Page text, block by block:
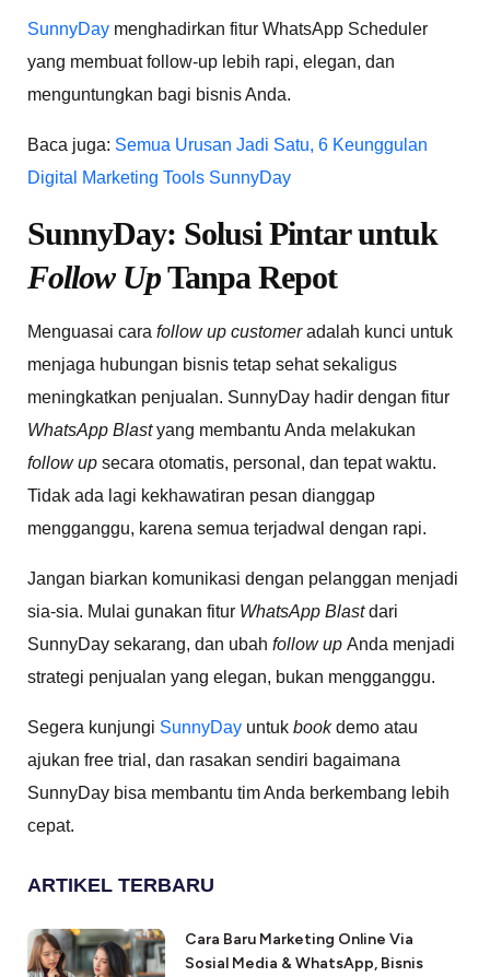
SunnyDay menghadirkan fitur WhatsApp Scheduler
yang membuat follow-up lebih rapi, elegan, dan
menguntungkan bagi bisnis Anda.
Baca juga: Semua Urusan Jadi Satu, 6 Keunggulan
Digital Marketing Tools SunnyDay
SunnyDay: Solusi Pintar untuk
Follow UpTanpa Repot
Menguasai cara follow up customeradalah kunci untuk
menjaga hubungan bisnis tetap sehat sekaligus
meningkatkan penjualan. SunnyDay hadir dengan fitur
WhatsApp Blastyang membantu Anda melakukan
follow up secara otomatis, personal, dan tepat waktu.
Tidak ada lagi kekhawatiran pesan dianggap
mengganggu, karena semua terjadwal dengan rapi.
Jangan biarkan komunikasi dengan pelanggan menjadi
sia-sia. Mulai gunakan fitur WhatsApp Blastdari
SunnyDay sekarang, dan ubah follow up Anda menjadi
strategi penjualan yang elegan, bukan mengganggu.
Segera kunjungi SunnyDay untuk bookdemo atau
ajukan free trial, dan rasakan sendiri bagaimana
SunnyDay bisa membantu tim Anda berkembang lebih
cepat.
ARTIKEL TERBARU
Cara Baru Marketing Online Via
Sosial Media & WhatsApp, Bisnis